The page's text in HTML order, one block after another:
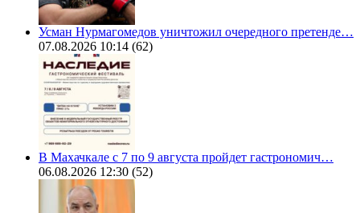
Усман Нурмагомедов уничтожил очередного претенде…
07.08.2026 10:14 (62)
В Махачкале с 7 по 9 августа пройдет гастрономич…
06.08.2026 12:30 (52)